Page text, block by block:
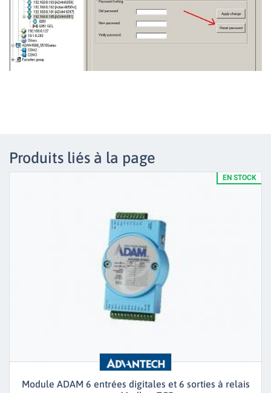
Produits liés à la page
EN STOCK
Module ADAM 6 entrées digitales et 6 sorties à relais